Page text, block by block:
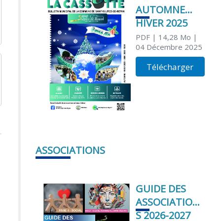
AUTOMNE
HIVER 2025
PDF| 14,28 Mo |
04 Décembre 2025
Télécharger
ASSOCIATIONS
GUIDE DES
ASSOCIATION
S 2026-2027